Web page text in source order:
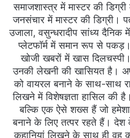
समाजशास्त्र में मास्टर की
जनसंचार में मास्टर की डिग्री।
उजाला, वसुन्धरादीप सांध्य दैनिक
प्लेटफॉर्म में समान रूप से
खोजी खबरों में खास
उनकी लेखनी की खासियत है।
को वायरल बनाने के साथ-साथ
लिखने में विशेषज्ञता हासिल की
बल्कि एक ऐसे शख्स हैं जो
बनाने के लिए तत्पर रहते हैं। देश
कहानियां लिखने के साथ ही वह